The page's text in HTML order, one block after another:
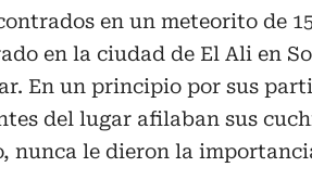
en un meteorito de
en la ciudad de El Ali en
En un principio por sus
del lugar afilaban sus
nunca le dieron la